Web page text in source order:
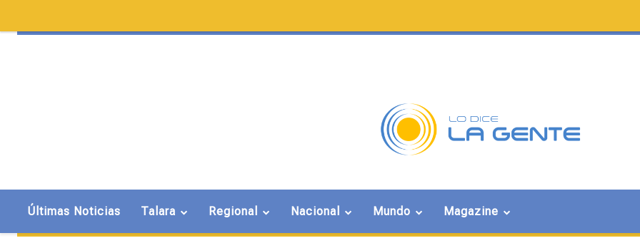
Últimas Noticias Talara Regional Nacional Mundo Magazine